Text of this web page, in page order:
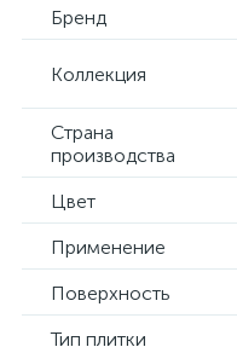
Бренд
Коллекция
Страна
производства
Цвет
Применение
Поверхность
Тип плитки